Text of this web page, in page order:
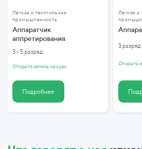
Легкая и текстильная
промышленность
Аппаратчик
аппретирования
3 - 5 разряд
Открыта запись на курс
Подробнее
Легкая и
3 разряд
Открыта